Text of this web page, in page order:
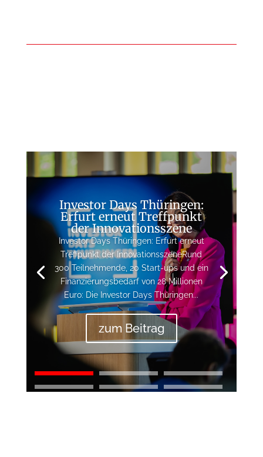
Investor Days Thüringen:
Erfurt erneut Treffpunkt
der Innovationsszene
Investor Days Thüringen: Erfurt erneut
Treffpunkt der InnovationsszeneRund
300 Teilnehmende, 20 Start-ups und ein
Finanzierungsbedarf von 28 Millionen
Euro: Die Investor Days Thüringen...
zum Beitrag